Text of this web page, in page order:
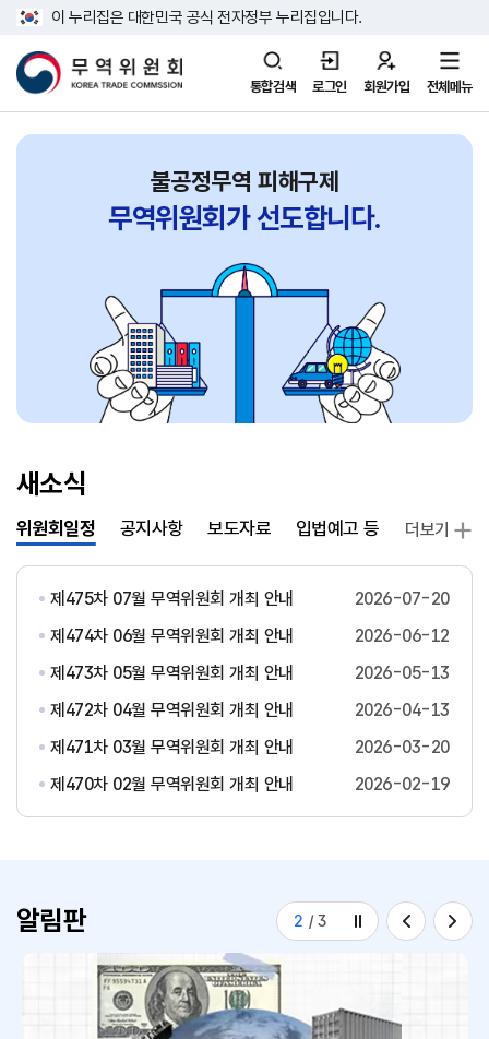
이 누리집은 대한민국 공식 전자정부 누리집입니다.
통합검색 로그인 회원가입 전체메뉴
불공정무역 피해구제
무역위원회가선도합니다.
새소식
위원회일정
제475차 07월 무역위원회 개최 안내
2026-07-20
제474차 06월 무역위원회 개최 안내
2026-06-12
제473차 05월 무역위원회 개최 안내
2026-05-13
제472차 04월 무역위원회 개최 안내
2026-04-13
제471차 03월 무역위원회 개최 안내
2026-03-20
제470차 02월 무역위원회 개최 안내
2026-02-19
더보기
공지사항 보도자료 입법예고 등 발간자료
알림판 2 / 3